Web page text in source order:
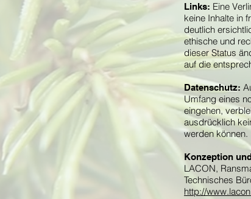
Links: Eine
keine Inhalte in
deutlich
ethische und
dieser Status
auf die
Datenschutz:
Umfang eines
eingehen,
ausdrücklich
werden können.
Konzeption
LACON,
Technisches
http://